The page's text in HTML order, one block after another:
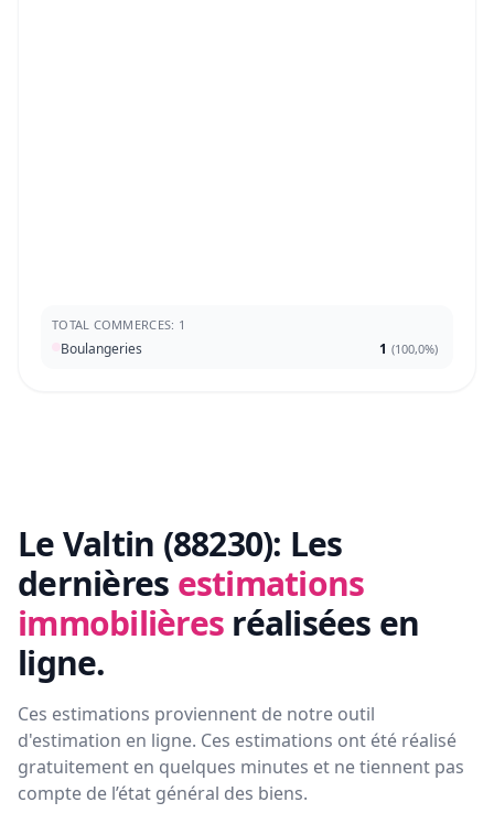
TOTAL COMMERCES: 1
Boulangeries 1 (100,0%)
Le Valtin (88230): Les
dernières estimations
immobilières réalisées en
ligne.
Ces estimations proviennent de notre outil
d'estimation en ligne. Ces estimations ont été réalisé
gratuitement en quelques minutes et ne tiennent pas
compte de l’état général des biens.